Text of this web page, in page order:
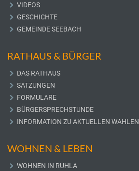
VIDEOS
GESCHICHTE
GEMEINDE SEEBACH
RATHAUS & BÜRGER
DAS RATHAUS
SATZUNGEN
FORMULARE
BÜRGERSPRECHSTUNDE
INFORMATION ZU AKTUELLEN WAHLEN
WOHNEN & LEBEN
WOHNEN IN RUHLA